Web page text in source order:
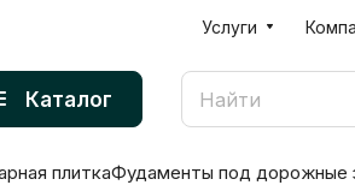
Услуги
Каталог
плиткаФудаменты под дорожные